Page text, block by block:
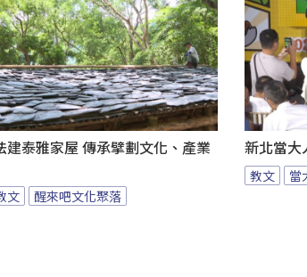
建泰雅家屋 傳承擘劃文化、產業
文 醒來吧文化聚落
新北當大
教文 當